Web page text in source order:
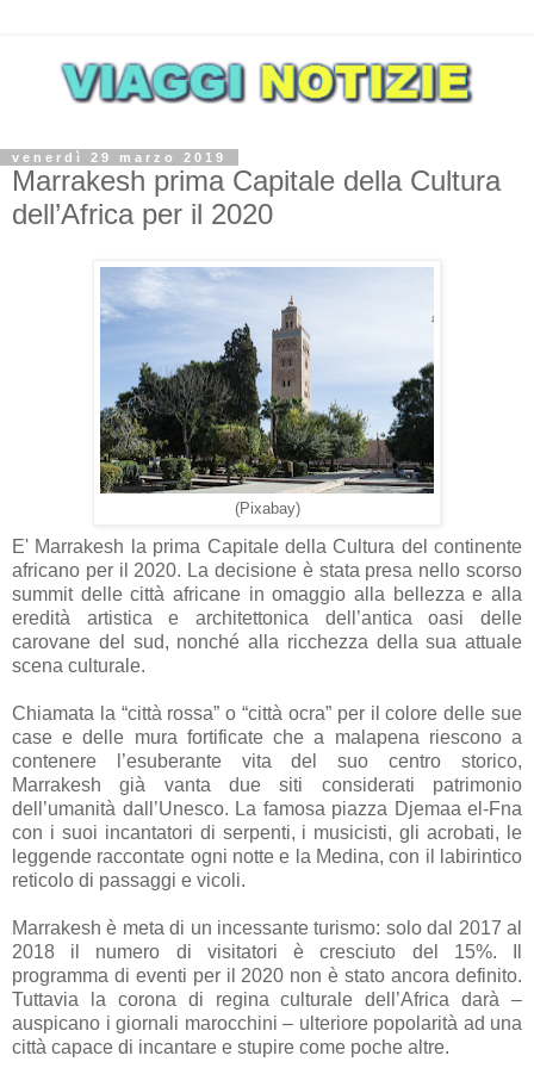
venerdì 29 marzo 2019
Marrakesh prima Capitale della Cultura
dell’Africa per il 2020
(Pixabay)
E' Marrakesh la prima Capitale della Cultura del continente
africano per il 2020. La decisione è stata presa nello scorso
summit delle città africane in omaggio alla bellezza e alla
eredità artistica e architettonica dell’antica oasi delle
carovane del sud, nonché alla ricchezza della sua attuale
scena culturale.
Chiamata la “città rossa” o “città ocra” per il colore delle sue
case e delle mura fortificate che a malapena riescono a
contenere l’esuberante vita del suo centro storico,
Marrakesh già vanta due siti considerati patrimonio
dell’umanità dall’Unesco. La famosa piazza Djemaa el-Fna
con i suoi incantatori di serpenti, i musicisti, gli acrobati, le
leggende raccontate ogni notte e la Medina, con il labirintico
reticolo di passaggi e vicoli.
Marrakesh è meta di un incessante turismo: solo dal 2017 al
2018 il numero di visitatori è cresciuto del 15%. Il
programma di eventi per il 2020 non è stato ancora definito.
Tuttavia la corona di regina culturale dell’Africa darà –
auspicano i giornali marocchini – ulteriore popolarità ad una
città capace di incantare e stupire come poche altre.